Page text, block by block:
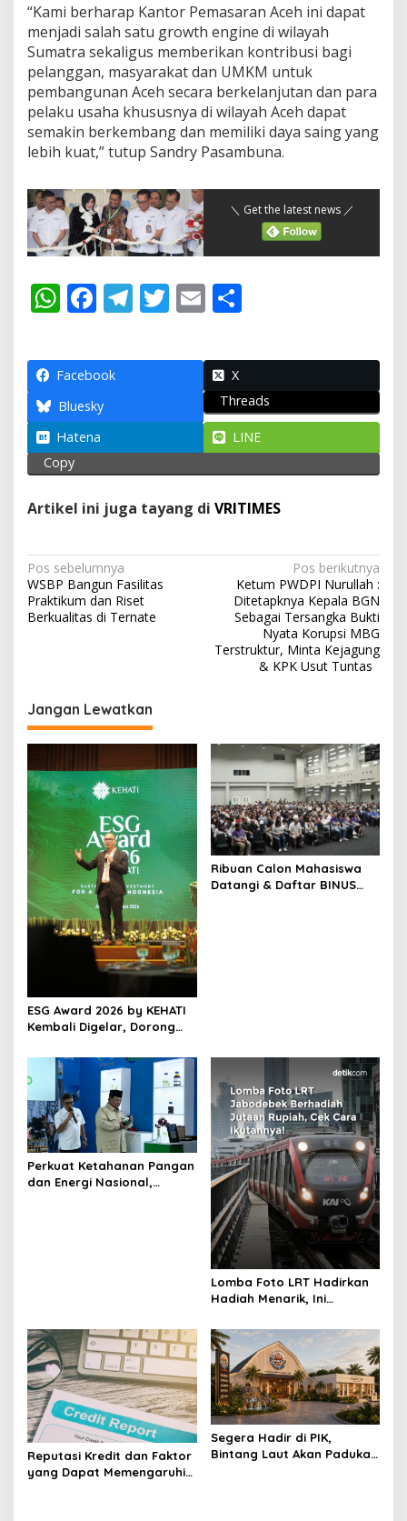
“Kami berharap Kantor Pemasaran Aceh ini dapat
menjadi salah satu growth engine di wilayah
Sumatra sekaligus memberikan kontribusi bagi
pelanggan, masyarakat dan UMKM untuk
pembangunan Aceh secara berkelanjutan dan para
pelaku usaha khususnya di wilayah Aceh dapat
semakin berkembang dan memiliki daya saing yang
lebih kuat,” tutup Sandry Pasambuna.
＼ Get the latest news ／
W
at
s
A
p
p
F
e
b
o
o
k
T
e
a
m
T
itt
E
ai
l
ar
e
Facebook
X
Bluesky
Threads
Hatena
LINE
Copy
Artikel ini juga tayang di VRITIMES
N
a
v
a
s
i
p
o
s
Pos sebelumnya
WSBP Bangun Fasilitas
Praktikum dan Riset
Berkualitas di Ternate
Pos berikutnya
Ketum PWDPI Nurullah :
Ditetapknya Kepala BGN
Sebagai Tersangka Bukti
Nyata Korupsi MBG
Terstruktur, Minta Kejagung
& KPK Usut Tuntas
Jangan Lewatkan
ESG Award 2026 by KEHATI
Kembali Digelar, Dorong
Daya Saing Bisnis Indonesia
Ribuan Calon Mahasiswa
Datangi & Daftar BINUS
Perkuat Ketahanan Pangan
dan Energi Nasional,
Lomba Foto LRT Hadirkan
Hadiah Menarik, Ini
Reputasi Kredit dan Faktor
yang Dapat Memengaruhi
Segera Hadir di PIK,
Bintang Laut Akan Padukan